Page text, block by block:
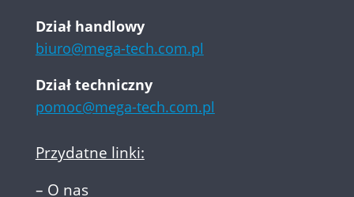
Dział handlowy
biuro@mega-tech.com.pl
Dział techniczny
pomoc@mega-tech.com.pl
Przydatne linki:
– O nas